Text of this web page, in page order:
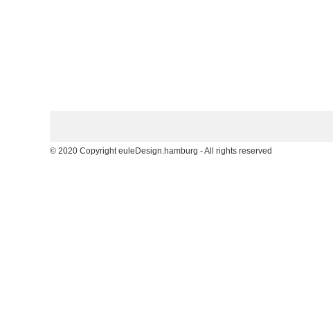
© 2020 Copyright euleDesign.hamburg - All rights reserved